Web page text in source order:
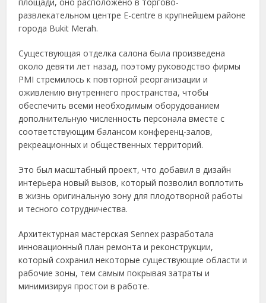
развлекательном центре E-centre в крупнейшем районе
города Bukit Merah.
Существующая отделка салона была произведена
около девяти лет назад, поэтому руководство фирмы
PMI стремилось к повторной реорганизации и
оживлению внутреннего пространства, чтобы
обеспечить всеми необходимым оборудованием
дополнительную численность персонала вместе с
соответствующим балансом конференц-залов,
рекреационных и общественных территорий.
Это был масштабный проект, что добавил в дизайн
интерьера новый вызов, который позволил воплотить
в жизнь оригинальную зону для плодотворной работы
и тесного сотрудничества.
Архитектурная мастерская Sennex разработала
инновационный план ремонта и реконструкции,
который сохранил некоторые существующие области и
рабочие зоны, тем самым покрывая затраты и
минимизируя простои в работе.